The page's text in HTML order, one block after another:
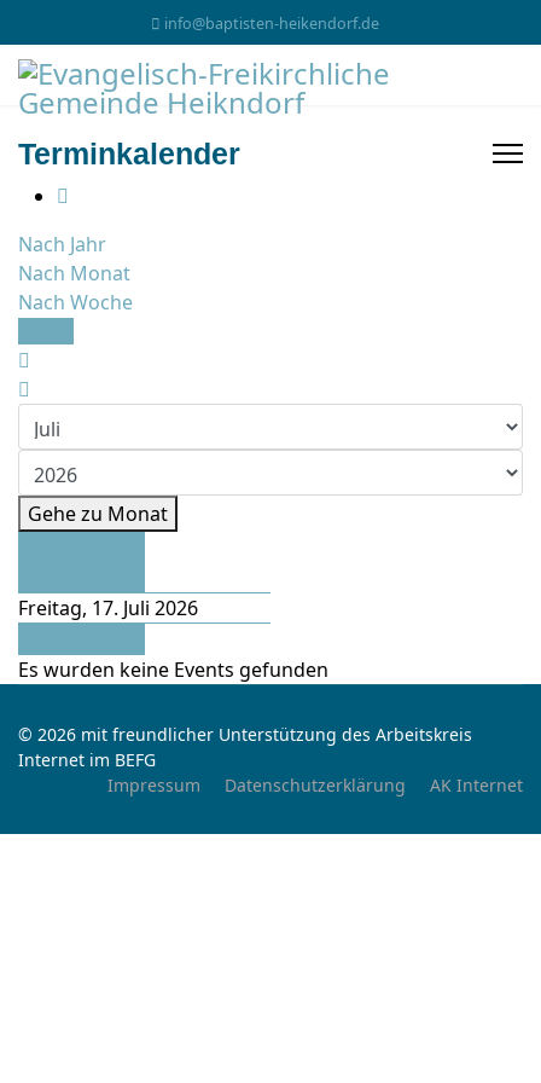
info@baptisten-heikendorf.de
Terminkalender
Nach Jahr
Nach Monat
Nach Woche
Gehe zu Monat
Freitag, 17. Juli 2026
Es wurden keine Events gefunden
© 2026 mit freundlicher Unterstützung des Arbeitskreis
Internet im BEFG
Impressum
Datenschutzerklärung AK Internet